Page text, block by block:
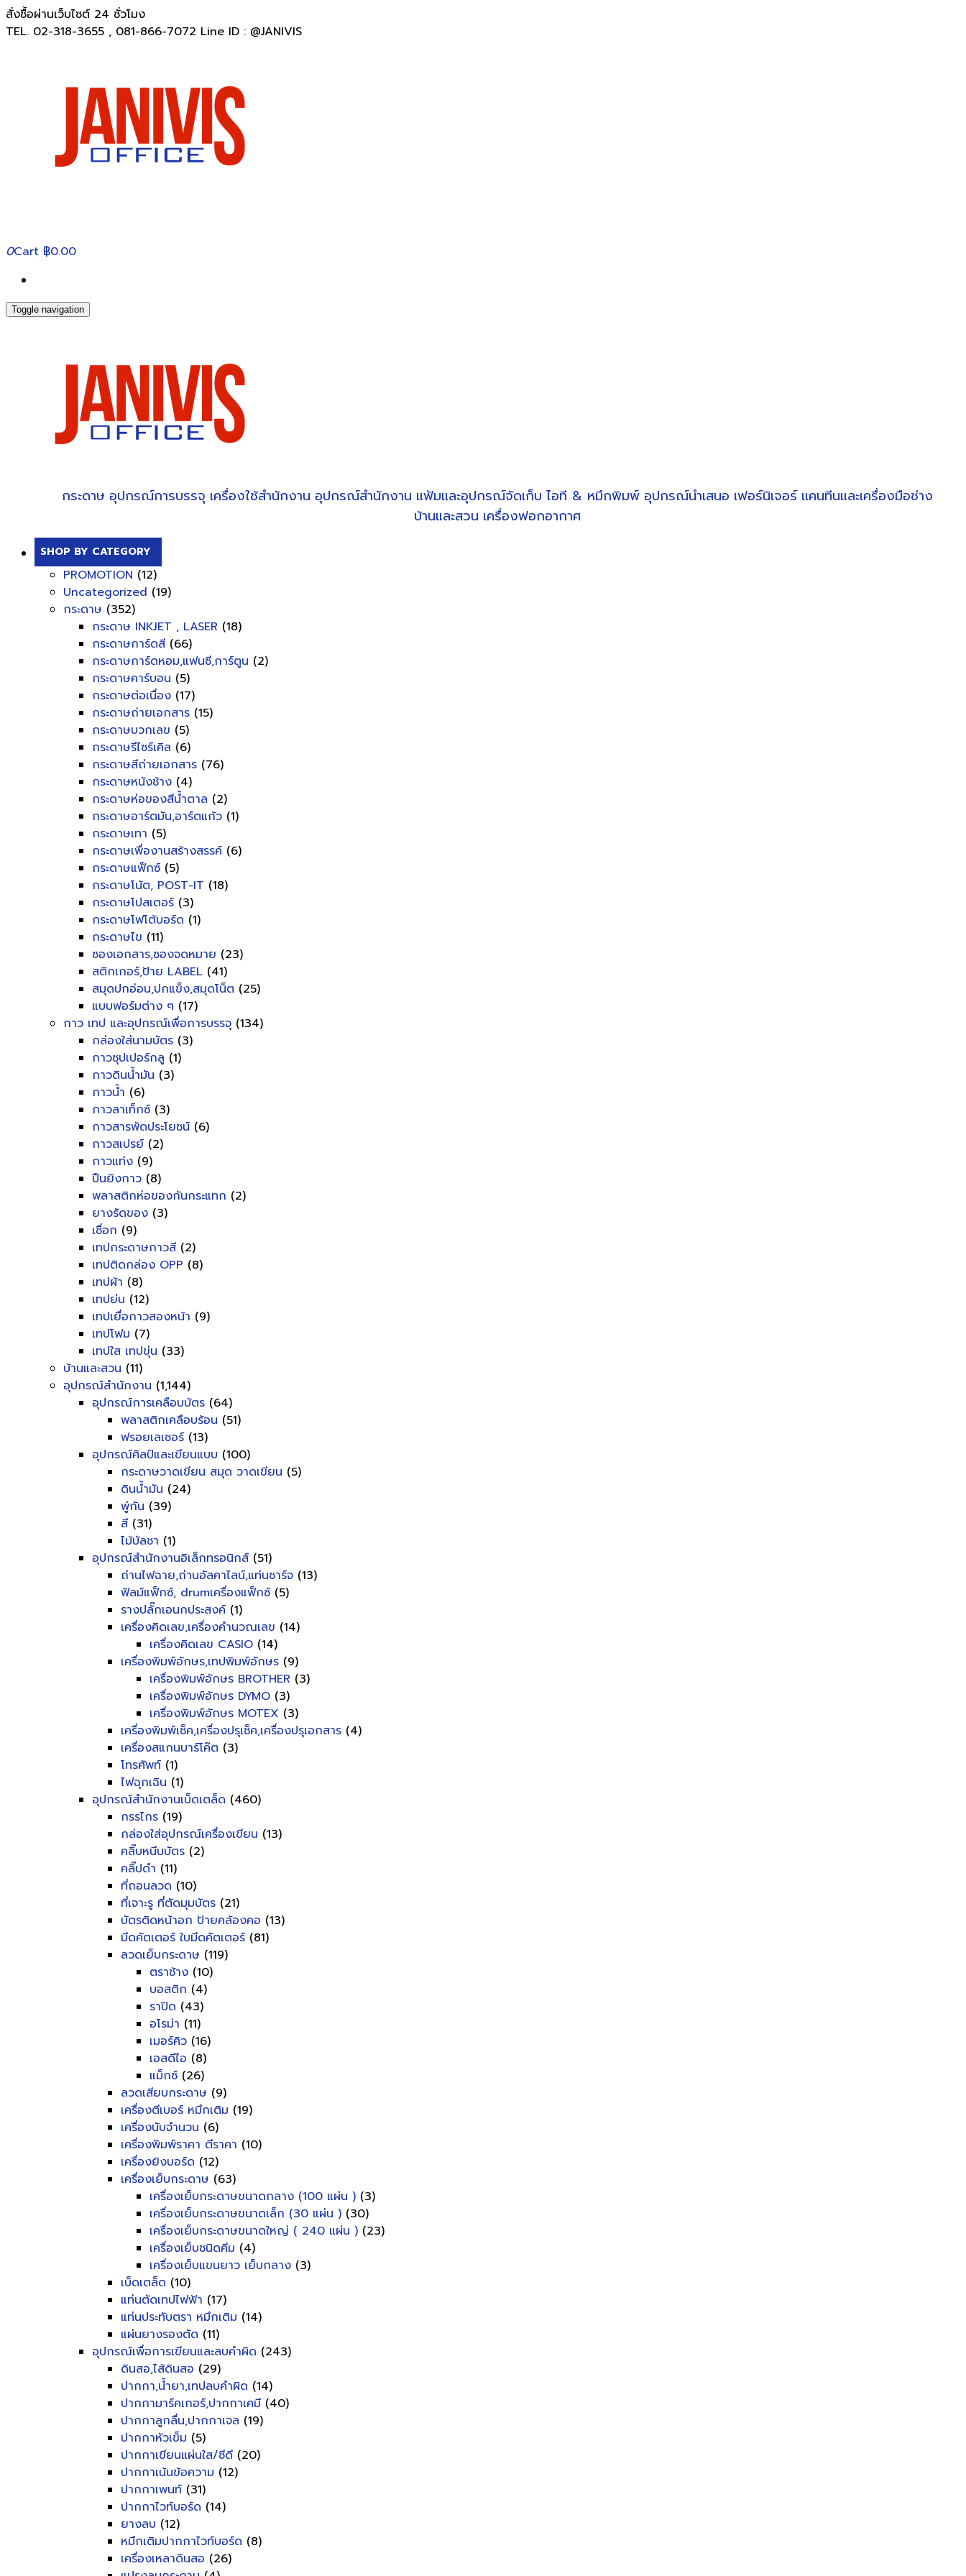
สั่งซื้อผ่านเว็บไซต์ 24 ชั่วโมง
TEL. 02-318-3655 , 081-866-7072 Line ID : @JANIVIS
0Cart ฿0.00
Toggle navigation
กระดาษ อุปกรณ์การบรรจุ เครื่องใช้สำนักงาน อุปกรณ์สำนักงาน แฟ้มและอุปกรณ์จัดเก็บ ไอที & หมึกพิมพ์ อุปกรณ์นำเสนอ เฟอร์นิเจอร์ แคนทีนและเครื่องมือช่าง
บ้านและสวน เครื่องฟอกอากาศ
SHOP BY CATEGORY
PROMOTION (12)
Uncategorized (19)
กระดาษ (352)
กระดาษ INKJET , LASER (18)
กระดาษการ์ดสี (66)
กระดาษการ์ดหอม,แฟนซี,การ์ตูน (2)
กระดาษคาร์บอน (5)
กระดาษต่อเนื่อง (17)
กระดาษถ่ายเอกสาร (15)
กระดาษบวกเลข (5)
กระดาษรีไซร์เคิล (6)
กระดาษสีถ่ายเอกสาร (76)
กระดาษหนังช้าง (4)
กระดาษห่อของสีน้ำตาล (2)
กระดาษอาร์ตมัน,อาร์ตแก้ว (1)
กระดาษเทา (5)
กระดาษเพื่องานสร้างสรรค์ (6)
กระดาษแฟ็กซ์ (5)
กระดาษโน้ต, POST-IT (18)
กระดาษโปสเตอร์ (3)
กระดาษโฟโต้บอร์ด (1)
กระดาษไข (11)
ซองเอกสาร,ซองจดหมาย (23)
สติกเกอร์,ป้าย LABEL (41)
สมุดปกอ่อน,ปกแข็ง,สมุดโน็ต (25)
แบบฟอร์มต่าง ๆ (17)
กาว เทป และอุปกรณ์เพื่อการบรรจุ (134)
กล่องใส่นามบัตร (3)
กาวซุปเปอร์กลู (1)
กาวดินน้ำมัน (3)
กาวน้ำ (6)
กาวลาเท็กซ์ (3)
กาวสารพัดประโยชน์ (6)
กาวสเปรย์ (2)
กาวแท่ง (9)
ปืนยิงกาว (8)
พลาสติกห่อของกันกระแทก (2)
ยางรัดของ (3)
เชื่อก (9)
เทปกระดาษกาวสี (2)
เทปติดกล่อง OPP (8)
เทปผ้า (8)
เทปย่น (12)
เทปเยื่อกาวสองหน้า (9)
เทปโฟม (7)
เทปใส เทปขุ่น (33)
บ้านและสวน (11)
อุปกรณ์สำนักงาน (1,144)
อุปกรณ์การเคลือบบัตร (64)
พลาสติกเคลือบร้อน (51)
ฟรอยเลเซอร์ (13)
อุปกรณ์ศิลป์และเขียนแบบ (100)
กระดาษวาดเขียน สมุด วาดเขียน (5)
ดินน้ำมัน (24)
พู่กัน (39)
สี (31)
ไม้บัลชา (1)
อุปกรณ์สำนักงานอิเล็กทรอนิกส์ (51)
ถ่านไฟฉาย,ถ่านอัลคาไลน์,แท่นชาร์จ (13)
ฟิลม์แฟ็กซ์, drumเครื่องแฟ็กซ์ (5)
รางปลั๊กเอนกประสงค์ (1)
เครื่องคิดเลข,เครื่องคำนวณเลข (14)
เครื่องคิดเลข CASIO (14)
เครื่องพิมพ์อักษร,เทปพิมพ์อักษร (9)
เครื่องพิมพ์อักษร BROTHER (3)
เครื่องพิมพ์อักษร DYMO (3)
เครื่องพิมพ์อักษร MOTEX (3)
เครื่องพิมพ์เช็ค,เครื่องปรุเช็ค,เครื่องปรุเอกสาร (4)
เครื่องสแกนบาร์โค๊ต (3)
โทรศัพท์ (1)
ไฟฉุกเฉิน (1)
อุปกรณ์สำนักงานเบ็ดเตล็ด (460)
กรรไกร (19)
กล่องใส่อุปกรณ์เครื่องเขียน (13)
คลิ๊บหนีบบัตร (2)
คลิ๊ปดำ (11)
ที่ถอนลวด (10)
ที่เจาะรู ที่ตัดมุมบัตร (21)
บัตรติดหน้าอก ป้ายคล้องคอ (13)
มีดคัตเตอร์ ใบมีดคัตเตอร์ (81)
ลวดเย็บกระดาษ (119)
ตราช้าง (10)
บอสติก (4)
ราปิด (43)
อโรม่า (11)
เมอร์คิว (16)
เอสดีไอ (8)
แม็กซ์ (26)
ลวดเสียบกระดาษ (9)
เครื่องตีเบอร์ หมึกเติม (19)
เครื่องนับจำนวน (6)
เครื่องพิมพ์ราคา ตีราคา (10)
เครื่องยิงบอร์ด (12)
เครื่องเย็บกระดาษ (63)
เครื่องเย็บกระดาษขนาดกลาง (100 แผ่น ) (3)
เครื่องเย็บกระดาษขนาดเล็ก (30 แผ่น ) (30)
เครื่องเย็บกระดาษขนาดใหญ่ ( 240 แผ่น ) (23)
เครื่องเย็บชนิดคีม (4)
เครื่องเย็บแขนยาว เย็บกลาง (3)
เบ็ดเตล็ด (10)
แท่นตัดเทปไฟฟ้า (17)
แท่นประทับตรา หมึกเติม (14)
แผ่นยางรองตัด (11)
อุปกรณ์เพื่อการเขียนและลบคำผิด (243)
ดินสอ,ไส้ดินสอ (29)
ปากกา,น้ำยา,เทปลบคำผิด (14)
ปากกามาร์คเกอร์,ปากกาเคมี (40)
ปากกาลูกลื่น,ปากกาเจล (19)
ปากกาหัวเข็ม (5)
ปากกาเขียนแผ่นใส/ซีดี (20)
ปากกาเน้นข้อความ (12)
ปากกาเพนท์ (31)
ปากกาไวท์บอร์ด (14)
ยางลบ (12)
หมึกเติมปากกาไวท์บอร์ด (8)
เครื่องเหลาดินสอ (26)